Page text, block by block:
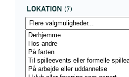
LOKATION (7)